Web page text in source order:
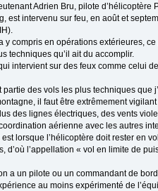
Adrien Bru, pilote d’hélicoptère
est intervenu sur feu, en août et
compris en opérations extérieures,
techniques qu’il ait du accomplir.
intervient sur des feux comme celui
des vols les plus techniques que
il faut être extrêmement
des lignes électriques, des vents
aérienne avec les autres
lorsque l’hélicoptère doit rester en
d’où l’appellation « vol en limite de
a un pilote ou un commandant de
au moins expérimenté de